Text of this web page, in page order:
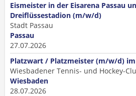
Eismeister in der Eisarena Passau
Dreiflüssestadion (m/w/d)
Stadt Passau
Passau
27.07.2026
Platzwart / Platzmeister (m/w/d)
Wiesbadener Tennis- und Hockey-
Wiesbaden
28.07.2026